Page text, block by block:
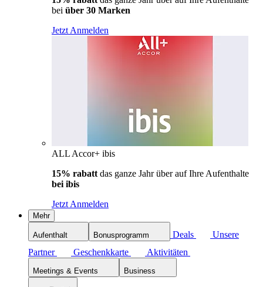
bei über 30 Marken
Jetzt Anmelden
ALL Accor+ ibis
15% rabatt das ganze Jahr über auf Ihre Aufenthalte
bei ibis
Jetzt Anmelden
Mehr
Aufenthalt Bonusprogramm Deals
Unsere
Partner
Geschenkkarte Aktivitäten
Meetings & Events Business